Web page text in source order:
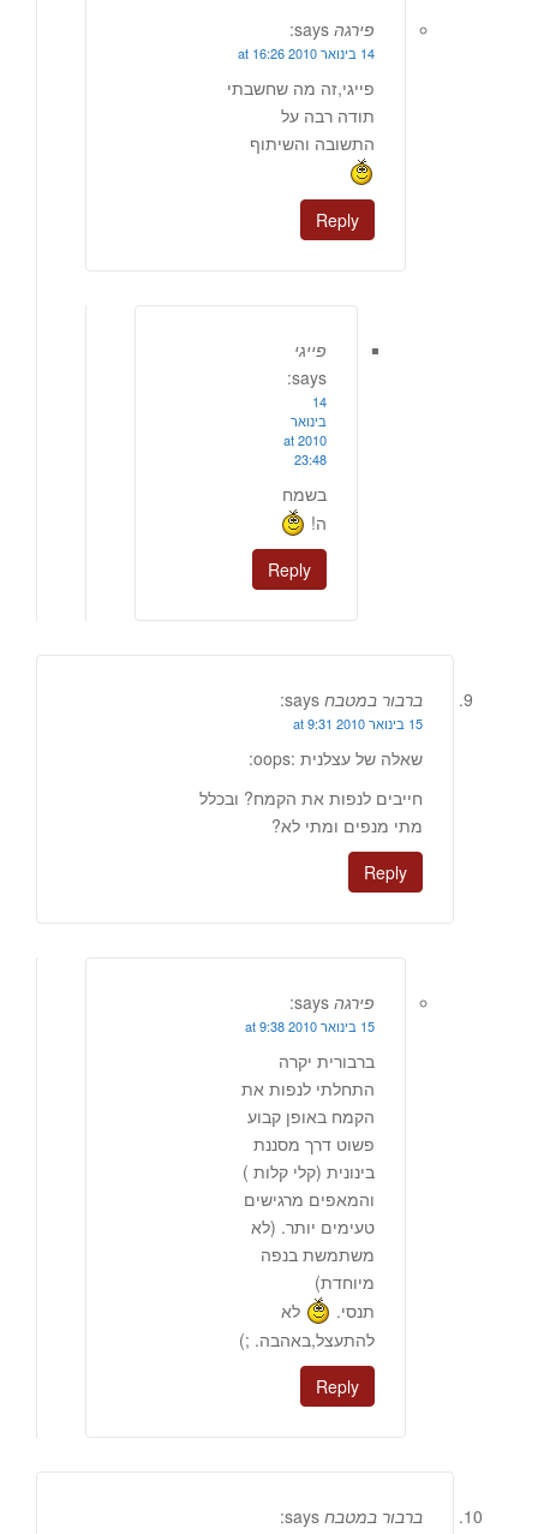
פירגה says:
14 בינואר 2010 at 16:26
פייגי,זה מה שחשבתי
תודה רבה על
התשובה והשיתוף
Reply
פייגי
says:
14
בינואר
2010 at
23:48
בשמח
ה!
Reply
ברבור במטבח says:
15 בינואר 2010 at 9:31
שאלה של עצלנית :oops:
חייבים לנפות את הקמח? ובכלל
מתי מנפים ומתי לא?
Reply
פירגה says:
15 בינואר 2010 at 9:38
ברבורית יקרה
התחלתי לנפות את
הקמח באופן קבוע
פשוט דרך מסננת
בינונית (קלי קלות )
והמאפים מרגישים
טעימים יותר. (לא
משתמשת בנפה
מיוחדת)
תנסי.
לא
להתעצל,באהבה. ;)
Reply
ברבור במטבח says: